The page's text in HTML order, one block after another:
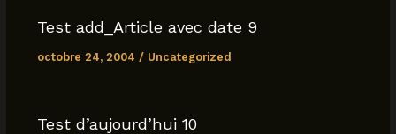
k
Test add_Article avec date 9
octobre 24, 2004 / Uncategorized
Test d’aujourd’hui 10